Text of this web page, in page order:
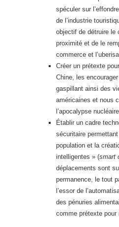
spéculer sur
de l’industrie
objectif de détruire le
proximité et de le
commerce et
Créer un prétexte
Chine, les
gaspillant ainsi des
américaines et nous
l’apocalypse
Établir un cadre
sécuritaire
population et la
intelligentes » (smart
déplacements sont
permanence, le tout
l’essor de
des pénuries
comme prétexte